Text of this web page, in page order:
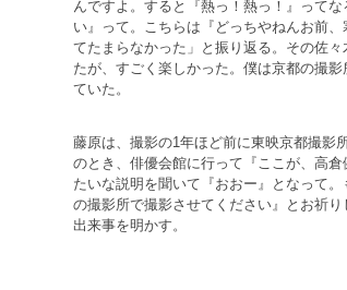
んですよ。すると『熱っ！熱っ！』って
い』って。こちらは『どっちやねんお前
てたまらなかった」と振り返る。その佐
たが、すごく楽しかった。僕は京都の撮
ていた。
藤原は、撮影の1年ほど前に東映京都撮影
のとき、俳優会館に行って『ここが、高
たいな説明を聞いて『おおー』となって
の撮影所で撮影させてください』とお祈
出来事を明かす。